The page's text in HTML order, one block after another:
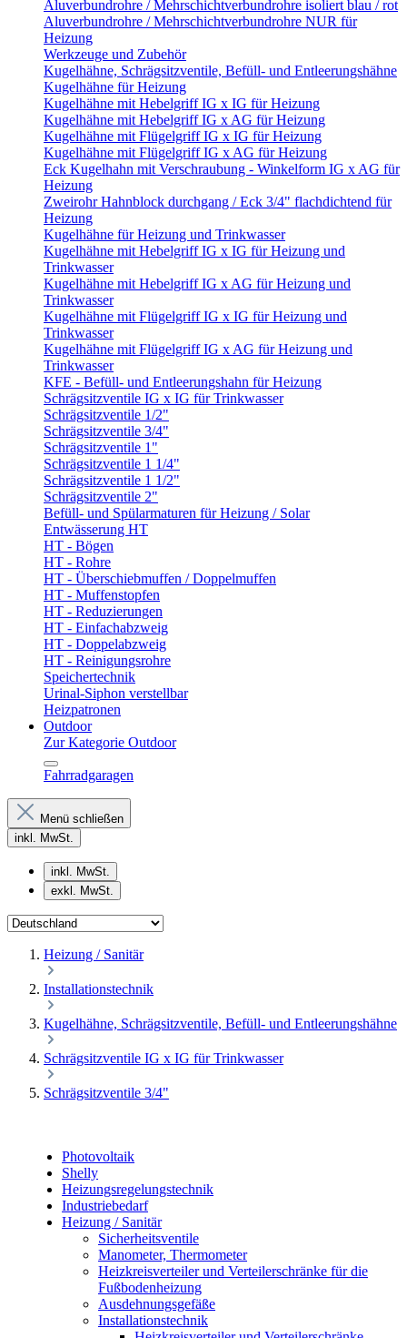
Aluverbundrohre / Mehrschichtverbundrohre isoliert blau / rot
Aluverbundrohre / Mehrschichtverbundrohre NUR für
Heizung
Werkzeuge und Zubehör
Kugelhähne, Schrägsitzventile, Befüll- und Entleerungshähne
Kugelhähne für Heizung
Kugelhähne mit Hebelgriff IG x IG für Heizung
Kugelhähne mit Hebelgriff IG x AG für Heizung
Kugelhähne mit Flügelgriff IG x IG für Heizung
Kugelhähne mit Flügelgriff IG x AG für Heizung
Eck Kugelhahn mit Verschraubung - Winkelform IG x AG für
Heizung
Zweirohr Hahnblock durchgang / Eck 3/4" flachdichtend für
Heizung
Kugelhähne für Heizung und Trinkwasser
Kugelhähne mit Hebelgriff IG x IG für Heizung und
Trinkwasser
Kugelhähne mit Hebelgriff IG x AG für Heizung und
Trinkwasser
Kugelhähne mit Flügelgriff IG x IG für Heizung und
Trinkwasser
Kugelhähne mit Flügelgriff IG x AG für Heizung und
Trinkwasser
KFE - Befüll- und Entleerungshahn für Heizung
Schrägsitzventile IG x IG für Trinkwasser
Schrägsitzventile 1/2"
Schrägsitzventile 3/4"
Schrägsitzventile 1"
Schrägsitzventile 1 1/4"
Schrägsitzventile 1 1/2"
Schrägsitzventile 2"
Befüll- und Spülarmaturen für Heizung / Solar
Entwässerung HT
HT - Bögen
HT - Rohre
HT - Überschiebmuffen / Doppelmuffen
HT - Muffenstopfen
HT - Reduzierungen
HT - Einfachabzweig
HT - Doppelabzweig
HT - Reinigungsrohre
Speichertechnik
Urinal-Siphon verstellbar
Heizpatronen
Outdoor
Zur Kategorie Outdoor
Fahrradgaragen
Menü schließen
inkl. MwSt.
inkl. MwSt.
exkl. MwSt.
Heizung / Sanitär
Installationstechnik
Kugelhähne, Schrägsitzventile, Befüll- und Entleerungshähne
Schrägsitzventile IG x IG für Trinkwasser
Schrägsitzventile 3/4"
Photovoltaik
Shelly
Heizungsregelungstechnik
Industriebedarf
Heizung / Sanitär
Sicherheitsventile
Manometer, Thermometer
Heizkreisverteiler und Verteilerschränke für die
Fußbodenheizung
Ausdehnungsgefäße
Installationstechnik